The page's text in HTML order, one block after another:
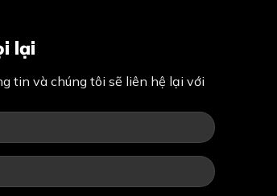
lại
tin và chúng tôi sẽ liên hệ lại với